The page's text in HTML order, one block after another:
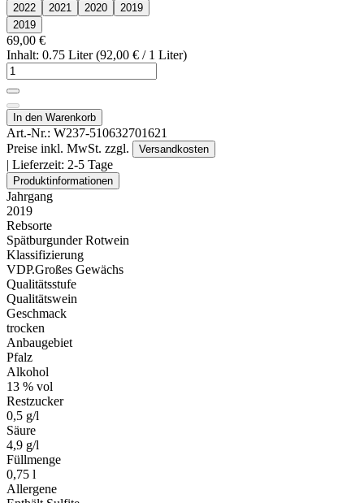
2022 2021 2020
2019
2019
69,00 €
Inhalt: 0.75 Liter (92,00 € / 1 Liter)
In den Warenkorb
Art.-Nr.: W237-510632701621
Preise inkl. MwSt. zzgl.
Versandkosten
| Lieferzeit: 2-5 Tage
Produktinformationen
Jahrgang
2019
Rebsorte
Spätburgunder Rotwein
Klassifizierung
VDP.Großes Gewächs
Qualitätsstufe
Qualitätswein
Geschmack
trocken
Anbaugebiet
Pfalz
Alkohol
13 % vol
Restzucker
0,5 g/l
Säure
4,9 g/l
Füllmenge
0,75 l
Allergene